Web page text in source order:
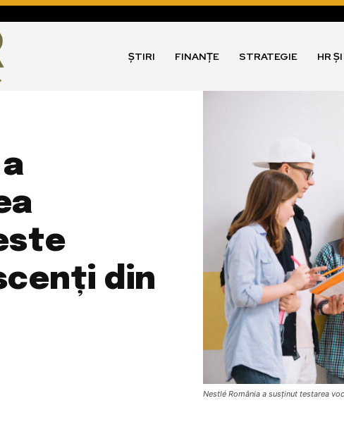
ȘTIRI FINANȚE STRATEGIE HR
din
Nestlé România a susținut testarea